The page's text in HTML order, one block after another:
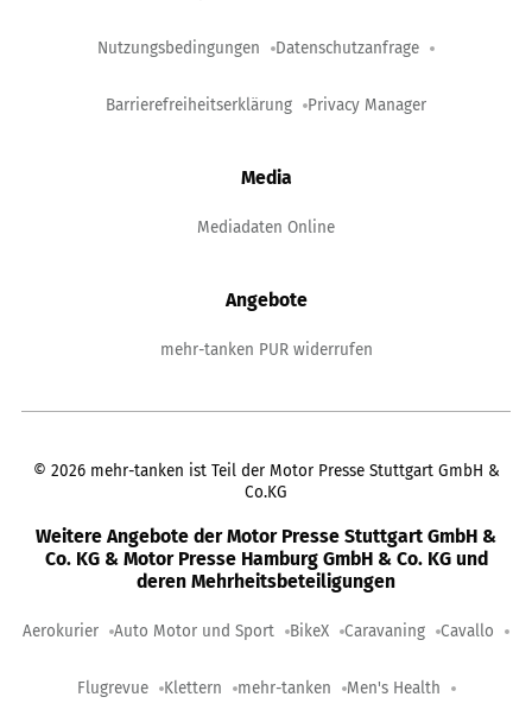
Nutzungsbedingungen Datenschutzanfrage
Barrierefreiheitserklärung Privacy Manager
Media
Mediadaten Online
Angebote
mehr-tanken PUR widerrufen
© 2026 mehr-tanken ist Teil der Motor Presse Stuttgart GmbH &
Co.KG
Weitere Angebote der Motor Presse Stuttgart GmbH &
Co. KG & Motor Presse Hamburg GmbH & Co. KG und
deren Mehrheitsbeteiligungen
Aerokurier Auto Motor und Sport BikeX Caravaning Cavallo
Flugrevue Klettern mehr-tanken Men's Health